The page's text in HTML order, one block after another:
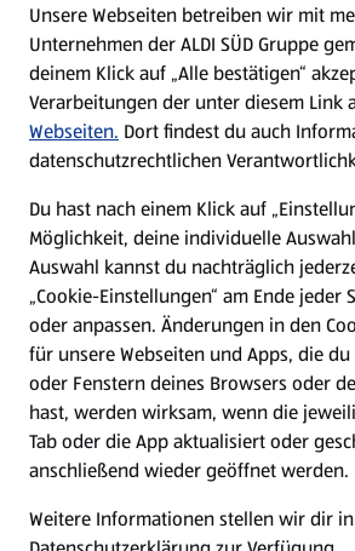
Nachhaltigkeit
Karriere
Hilfe & Kontakt
(öffnet in einem neuen Tab)
Unternehmen
Folge uns hier:
Jetzt die ALDI SÜD App downloaden
Unsere Webseiten betreiben wir mit
Unternehmen der ALDI SÜD Gruppe
deinem Klick auf „Alle bestätigen“
Verarbeitungen der unter diesem Link
Webseiten. Dort findest du auch
datenschutzrechtlichen
Du hast nach einem Klick auf
Möglichkeit, deine individuelle
Auswahl kannst du nachträglich
„Cookie-Einstellungen“ am Ende jeder
oder anpassen. Änderungen in den
für unsere Webseiten und Apps, die
oder Fenstern deines Browsers oder
hast, werden wirksam, wenn die
Tab oder die App aktualisiert oder
anschließend wieder geöffnet werden.
Weitere Informationen stellen wir dir